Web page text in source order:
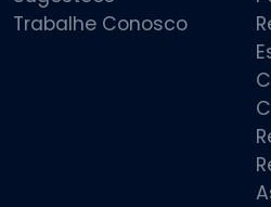
Trabalhe Conosco